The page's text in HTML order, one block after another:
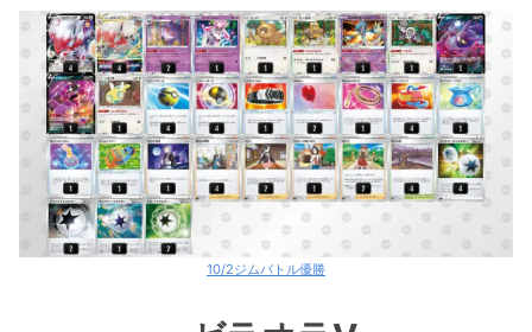
10/2ジムバトル優勝